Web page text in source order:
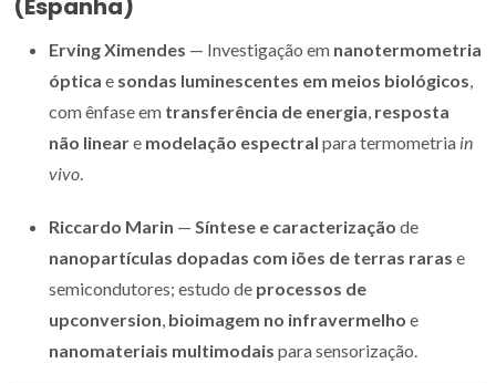
(Espanha)
Erving Ximendes — Investigação em nanotermometria
óptica e sondas luminescentes em meios biológicos,
com ênfase em transferência de energia, resposta
não lineare modelação espectral para termometria in
vivo.
Riccardo Marin — Síntese e caracterização de
nanopartículas dopadas com iões de terras raras e
semicondutores; estudo de processos de
upconversion, bioimagem no infravermelho e
nanomateriais multimodais para sensorização.